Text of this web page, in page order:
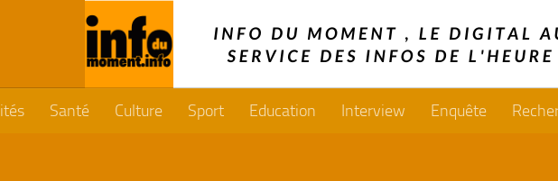
Santé Culture Sport Education Interview Enquête